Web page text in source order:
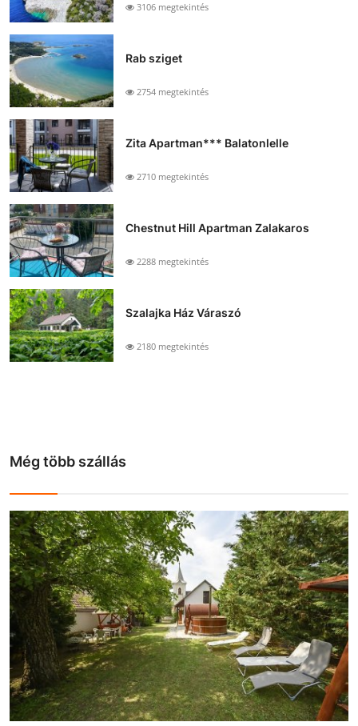
3106 megtekintés
Rab sziget
2754 megtekintés
Zita Apartman*** Balatonlelle
2710 megtekintés
Chestnut Hill Apartman Zalakaros
2288 megtekintés
Szalajka Ház Váraszó
2180 megtekintés
Még több szállás